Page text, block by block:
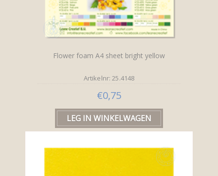
Flower foam A4 sheet bright yellow
Artikelnr: 25.4148
€0,75